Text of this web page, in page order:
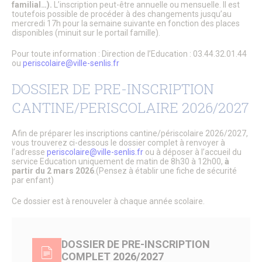
CULTURE, SPORT & LOISIRS
Culture
Lieux de culture
Pays d’Art & d’Histoire
Pass’ famille
Sport
Piscine municipale
Le Conseil local du sport
Centre Municipal des Sports
Associations sportives
Parcours de marche dans les quartiers
Récompenses sportives et trophées du club sportif de
J.O. Paris 2024
familial…).
L’inscription peut-être annuelle ou mensuelle. Il est
toutefois possible de procéder à des changements jusqu’au
mercredi 17h pour la semaine suivante en fonction des places
disponibles (minuit sur le portail famille).
Pour toute information : Direction de l’Education : 03.44.32.01.44
ou periscolaire@ville-senlis.fr
DOSSIER DE PRE-INSCRIPTION
CANTINE/PERISCOLAIRE 2026/2027
Afin de préparer les inscriptions cantine/périscolaire 2026/2027,
vous trouverez ci-dessous le dossier complet à renvoyer à
l’adresse periscolaire@ville-senlis.fr ou à déposer à l’accueil du
service Education uniquement de matin de 8h30 à 12h00, à
partir du 2 mars 2026 .(Pensez à établir une fiche de sécurité
par enfant)
Ce dossier est à renouveler à chaque année scolaire.
DOSSIER DE PRE-INSCRIPTION
COMPLET 2026/2027